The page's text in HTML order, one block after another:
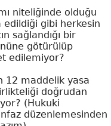
niteliğinde olduğu
gibi herkesin
sağlandığı bir
götürülüp
edilemiyor?
12 maddelik yasa
doğrudan
(Hukuki
düzenlemesinden